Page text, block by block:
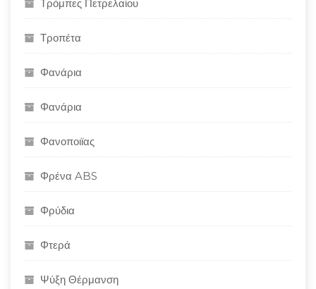
Τρόμπες Πετρελαίου
Τροπέτα
Φανάρια
Φανάρια
Φανοποιϊας
Φρένα ABS
Φρύδια
Φτερά
Ψύξη Θέρμανση